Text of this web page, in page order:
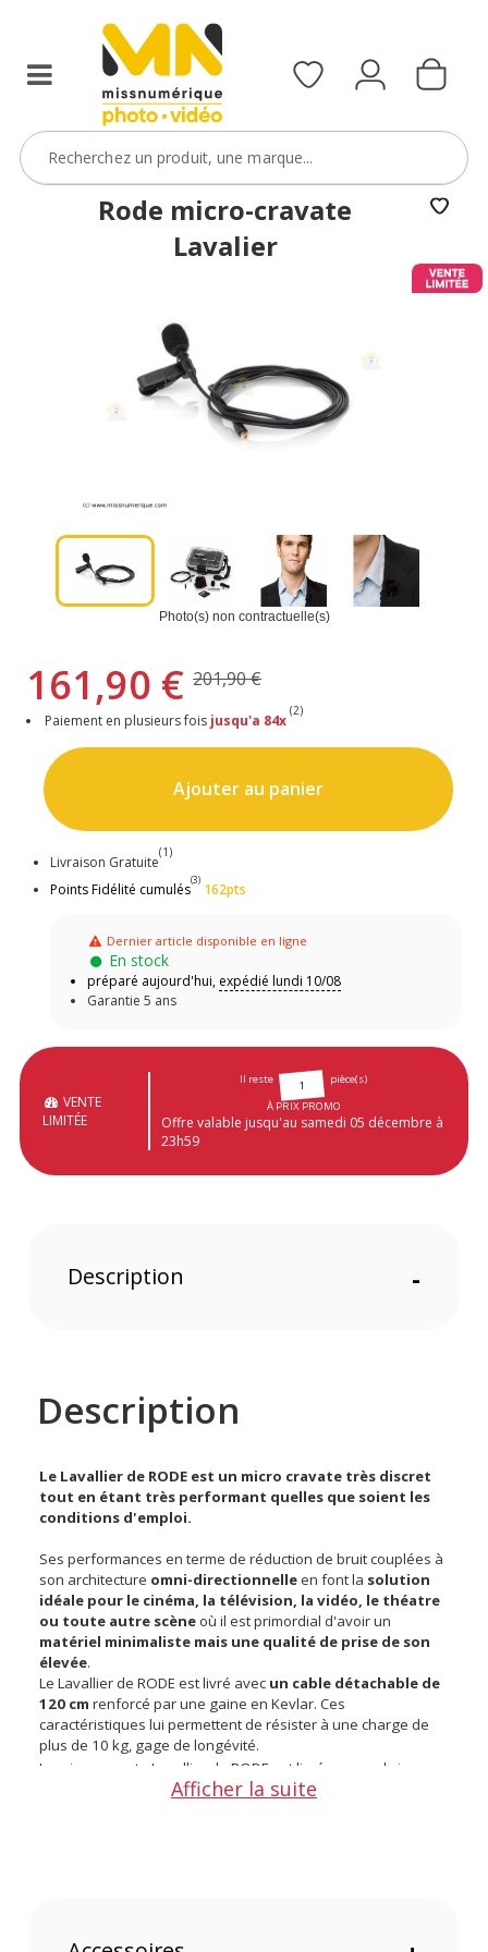
Rode micro-cravate
Lavalier
Photo(s) non contractuelle(s)
161,90 € 201,90 €
Paiement en plusieurs fois jusqu'a 84x
(2)
Ajouter au panier
Livraison Gratuite
(1)
Points Fidélité cumulés
(3)
162pts
Dernier article disponible en ligne
En stock
préparé aujourd'hui, expédié lundi 10/08
Garantie 5 ans
VENTE
LIMITÉE
Il reste 1
pièce(s)
À PRIX PROMO
Offre valable jusqu'au samedi 05 décembre à
23h59
Description -
Description
Le Lavallier de RODE est un micro cravate très discret
tout en étant très performant quelles que soient les
conditions d'emploi.
Ses performances en terme de réduction de bruit couplées à
son architecture omni-directionnelleen font la solution
idéale pour le cinéma, la télévision, la vidéo, le théatre
ou toute autre scène où il est primordial d'avoir un
matériel minimaliste mais une qualité de prise de son
élevée.
Le Lavallier de RODE est livré avec un cable détachable de
120 cm renforcé par une gaine en Kevlar. Ces
caractéristiques lui permettent de résister à une charge de
plus de 10 kg, gage de longévité.
Le micro-cravate Lavallier de RODE est livré avec un brise
vent en fourrure pour assurer une bonne qualité
Afficher la suite